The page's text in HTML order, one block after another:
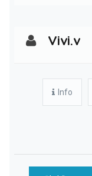
Vivi.v
Info